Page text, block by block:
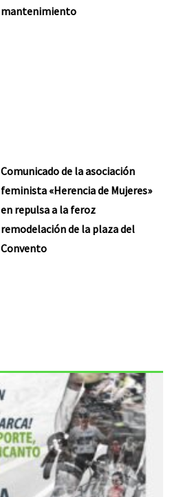
mantenimiento
Comunicado de la asociación
feminista «Herencia de Mujeres»
en repulsa a la feroz
remodelación de la plaza del
Convento